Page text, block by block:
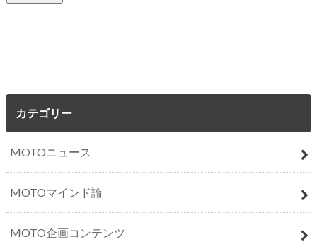
カテゴリー
MOTOニュース
MOTOマインド論
MOTO企画コンテンツ